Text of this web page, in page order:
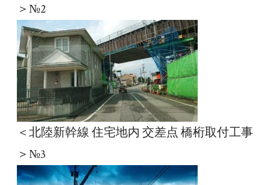
＞№2
＜北陸新幹線 住宅地内 交差点 橋桁取付工事
＞№3